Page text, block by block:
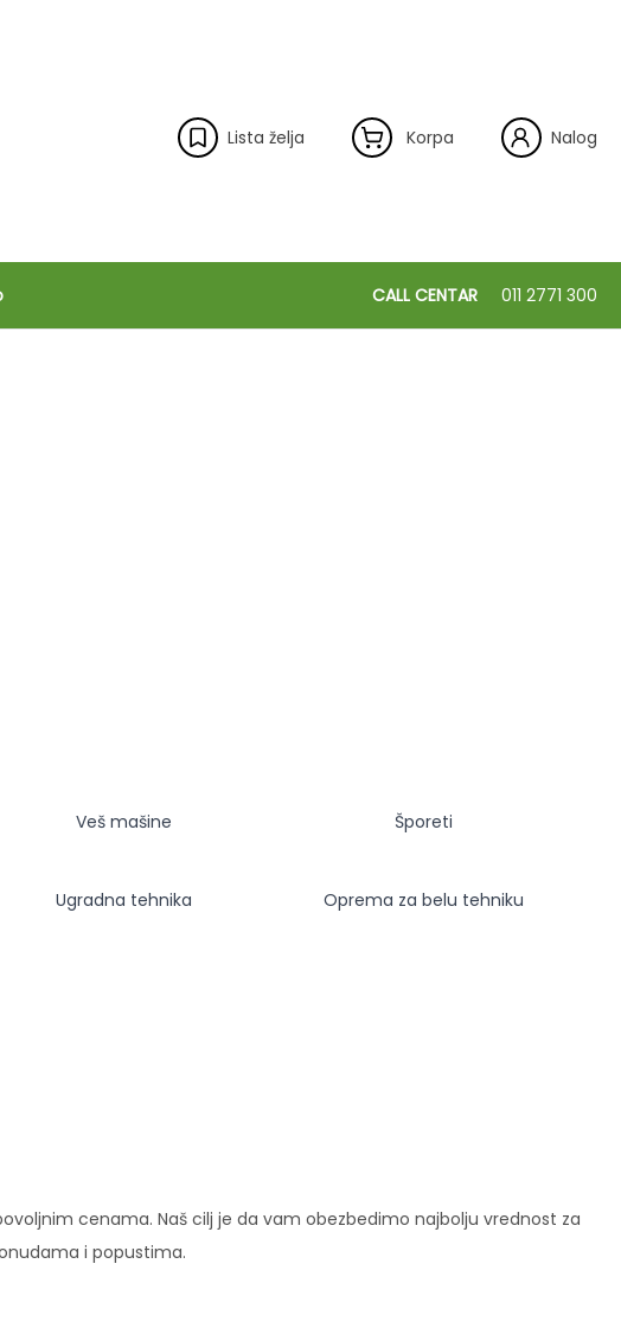
Lista želja Korpa Nalog
CALL CENTAR 011 2771 300
Veš mašine Šporeti
Ugradna tehnika Oprema za belu tehniku
cenama. Naš cilj je da vam obezbedimo najbolju vrednost za
i popustima.